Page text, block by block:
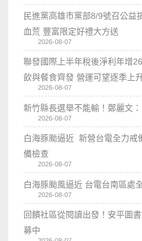
民進黨高雄市黨部8/9號召公益
血荒 豐富限定好禮大方送
2026-08-07
聯發國際上半年稅後淨利年增
飲與餐食齊發 營運可望逐季上
2026-08-07
新竹縣長選舉不能輸！鄭麗文
2026-08-07
白海豚颱逼近 新營台電全力戒
備檢查
2026-08-07
白海豚颱風逼近 台電台南區處
2026-08-07
回饋社區從閱讀出發！安平圖
募中